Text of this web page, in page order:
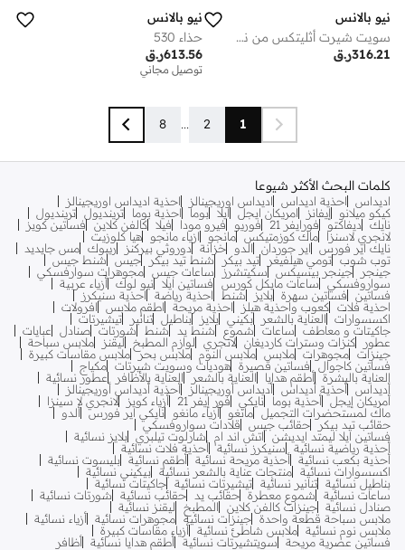
نيو بالانس
سويت شيرت أثليتكس من نسيج التيري الفرنسي
ر.ق316.21
نيو بالانس
حذاء 530
ر.ق613.56
توصيل مجاني
1
2
...
8
كلمات البحث الأكثر شيوعا
اديداس احذية اديداس اديداس اوريجينالز
احذية اديداس اوريجينالز
كيكو ميلانو
إيفانز امريكان ايجل ايلا بوما احذية بوما ترينديول ترينديول
نايك ديفاكتو فورايفر 21 فوريو فيرو مودا فيلا كالفن كلاين فساتين كويز
لانجري لاسنزا
ماك كوزمتيكس مانجو ازياء مانجو
هيا كلوزيت
نايك اير فورس
اير جوردان الدو خزانة دوروثي بيركنز ريبوك مس جايديد
توب شوب تومي هيلفيغر تيد بيكر شنط تيد بيكر جيس
شنط جيس
جينجر
جينجر بيسيكس سكيتشرز ساعات جيس مجوهرات سوارفسكي
سواروفسكي
ساعات مايكل كورس فساتين ايلا نيو لوك أزياء عربية
فساتين
فساتين سهرة بلايز شنط احذية رياضة
احذية سنيكرز
احذية فلات كعوب واحذية هيلز احذية مريحة اطقم ملابس
افرولات
اكسسوارات
العناية بالشعر بكيني بلايز بناطيل تنانير
تيشيرتات
جاكيتات و معاطف
ساعات شموع شنط يد شنط شورتات صنادل
عبايات
عطور
كنزات وسترات كارديغان لانجري لوازم المطبخ ليقنز
ملابس سباحة
جينزات مجوهرات ملابس ملابس النوم ملابس بحر ملابس مقاسات كبيرة
فساتين كاجوال
فساتين قصيرة هوديات وسويت شيرتات مكياج
العناية بالبشرة أطقم هدايا العناية بالشعر العناية بالأظافر
عطور نسائية
أديداس أحذية أديداس أديداس أوريجينالز
أحذية أديداس أوريجينالز
أمريكان إيجل أحذية بوما نايكي فور إيفر 21 أزياء كويز
لانجري لا سينزا
ماك لمستحضرات التجميل مانغو أزياء مانغو نايكي اير فورس ألدو
حقائب تيد بيكر
حقائب جيس
قلادات سواروفسكي
فساتين ايلا ليمتد ايديشن
اتش اند ام شارلوت تيلبري بلايز نسائية
أحذية رياضية نسائية
سنيكرز نسائية أحذية فلات نسائية
أحذية بكعب نسائية أحذية مريحة نسائية أطقم نسائية بليسوت نسائية
اكسسوارات نسائية منتجات عناية بالشعر نسائية بيكيني نسائية
بناطيل نسائية تنانير نسائية تيشيرتات نسائية جاكيتات نسائية
ساعات نسائية
شموع معطرة حقائب يد حقائب نسائية
شورتات نسائية
صنادل نسائية جينزات كالفن كلاين المطبخ
ليقنز نسائية
ملابس سباحة قطعة واحدة جينزات نسائية مجوهرات نسائية أزياء نسائية
ملابس نوم نسائية ملابس شاطئ نسائية أزياء مقاسات كبيرة
فساتين عصرية مريحة
سويتشيرتات نسائية أطقم هدايا نسائية أظافر